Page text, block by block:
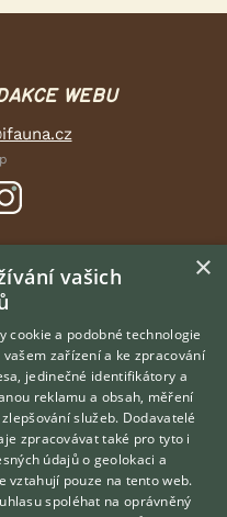
WEBU
inzerátů
užití
zvířecího kamaráda?
vám poradí
VETERINÁŘ ONLINE
×
vašich
cookie a podobné technologie
zařízení a ke zpracování
jedinečné identifikátory a
reklamu a obsah, měření
služeb. Dodavatelé
zpracovávat také pro tyto i
údajů o geolokaci a
vztahují pouze na tento web.
spoléhat na oprávněný